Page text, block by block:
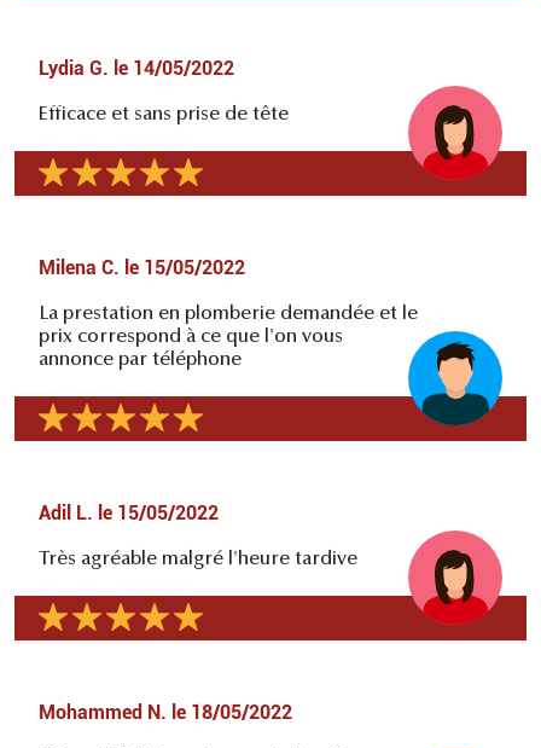
Lydia G. le 14/05/2022
Efficace et sans prise de tête
Milena C. le 15/05/2022
La prestation en plomberie demandée et le
prix correspond à ce que l'on vous
annonce par téléphone
Adil L. le 15/05/2022
Très agréable malgré l'heure tardive
Mohammed N. le 18/05/2022